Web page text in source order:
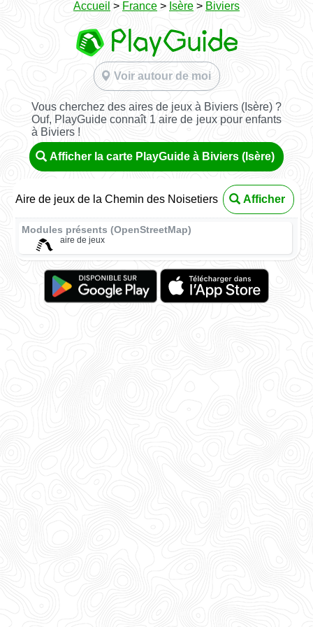
Accueil > France > Isère > Biviers
Voir autour de moi
Vous cherchez des aires de jeux à Biviers (Isère) ?
Ouf, PlayGuide connaît 1 aire de jeux pour enfants
à Biviers !
Afficher la carte PlayGuide à Biviers (Isère)
Aire de jeux de la Chemin des Noisetiers Afficher
Modules présents (OpenStreetMap)
aire de jeux